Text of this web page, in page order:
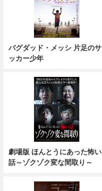
バグダッド・メッシ 片足のサ
ッカー少年
劇場版 ほんとうにあった怖い
話～ゾクゾク変な間取り～